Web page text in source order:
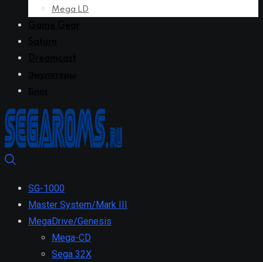
Mega LD
SG-1000
Master System/Mark III
MegaDrive/Genesis
Mega-CD
Sega 32X